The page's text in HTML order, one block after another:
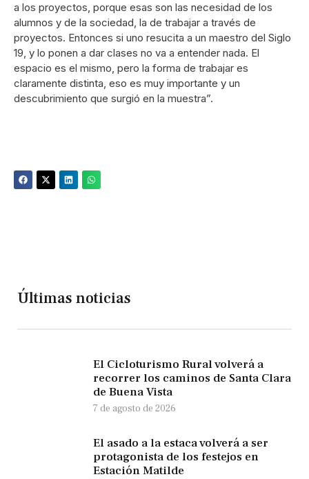
a los proyectos, porque esas son las necesidad de los
alumnos y de la sociedad, la de trabajar a través de
proyectos. Entonces si uno resucita a un maestro del Siglo
19, y lo ponen a dar clases no va a entender nada. El
espacio es el mismo, pero la forma de trabajar es
claramente distinta, eso es muy importante y un
descubrimiento que surgió en la muestra”.
Últimas noticias
El Cicloturismo Rural volverá a
recorrer los caminos de Santa Clara
de Buena Vista
7 de agosto de 2026
El asado a la estaca volverá a ser
protagonista de los festejos en
Estación Matilde